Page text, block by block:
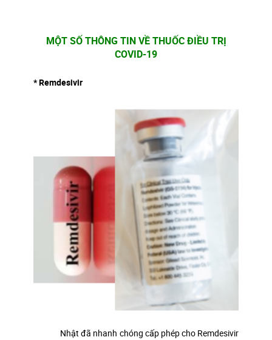
MỘT SỐ THÔNG TIN VỀ THUỐC ĐIỀU TRỊ
COVID-19
* Remdesivir
Nhật đã nhanh chóng cấp phép cho Remdesivir